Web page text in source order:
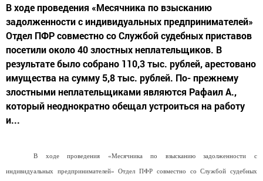
В ходе проведения «Месячника по взысканию
задолженности с индивидуальных предпринимателей»
Отдел ПФР совместно со Службой судебных приставов
посетили около 40 злостных неплательщиков. В
результате было собрано 110,3 тыс. рублей, арестовано
имущества на сумму 5,8 тыс. рублей. По- прежнему
злостными неплательщиками являются Рафаил А.,
который неоднократно обещал устроиться на работу
и...
В ходе проведения «Месячника по взысканию задолженности с
индивидуальных предпринимателей» Отдел ПФР совместно со Службой судебных